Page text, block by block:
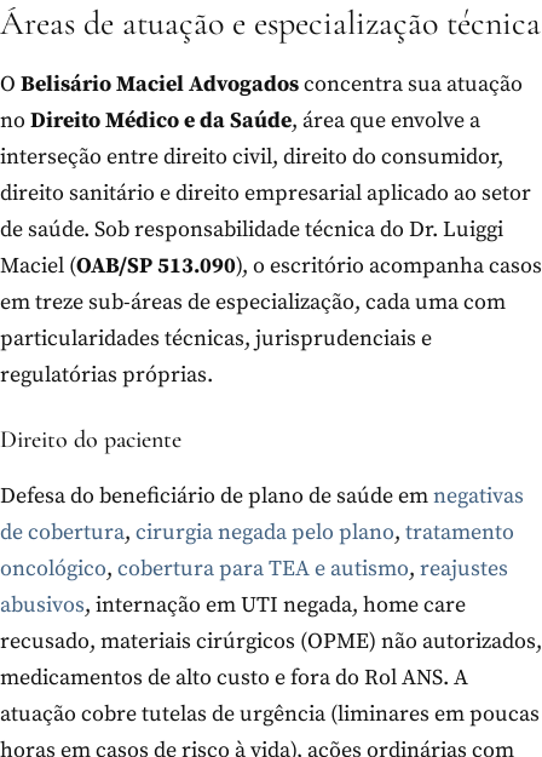
Áreas de atuação e especialização técnica
O Belisário Maciel Advogadosconcentra sua atuação
no Direito Médico e da Saúde, área que envolve a
interseção entre direito civil, direito do consumidor,
direito sanitário e direito empresarial aplicado ao setor
de saúde. Sob responsabilidade técnica do Dr. Luiggi
Maciel (OAB/SP 513.090), o escritório acompanha casos
em treze sub-áreas de especialização, cada uma com
particularidades técnicas, jurisprudenciais e
regulatórias próprias.
Direito do paciente
Defesa do beneficiário de plano de saúde emnegativas
de cobertura, cirurgia negada pelo plano, tratamento
oncológico, cobertura para TEA e autismo, reajustes
abusivos, internação em UTI negada, home care
recusado, materiais cirúrgicos (OPME) não autorizados,
medicamentos de alto custo e fora do Rol ANS. A
atuação cobre tutelas de urgência (liminares em poucas
horas em casos de risco à vida), ações ordinárias com